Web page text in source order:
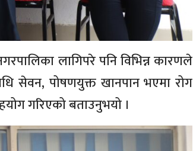
लागिपरे पनि विभिन्न कारणले
सेवन, पोषणयुक्त खानपान भएमा रोग
गरिएको बताउनुभयो ।